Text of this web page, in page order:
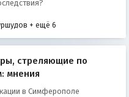
+ ещё 6
стреляющие по
мнения
в Симферополе